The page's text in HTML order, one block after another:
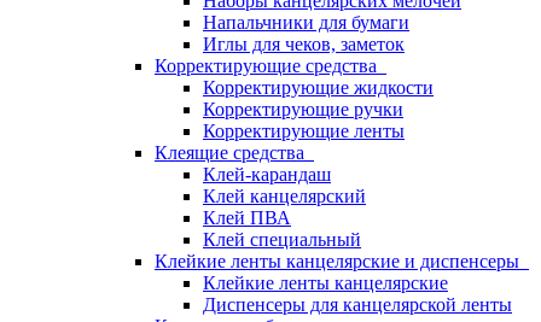
Напальчники для бумаги
Иглы для чеков, заметок
Корректирующие средства
Корректирующие жидкости
Корректирующие ручки
Корректирующие ленты
Клеящие средства
Клей-карандаш
Клей канцелярский
Клей ПВА
Клей специальный
Клейкие ленты канцелярские и диспенсеры
Клейкие ленты канцелярские
Диспенсеры для канцелярской ленты